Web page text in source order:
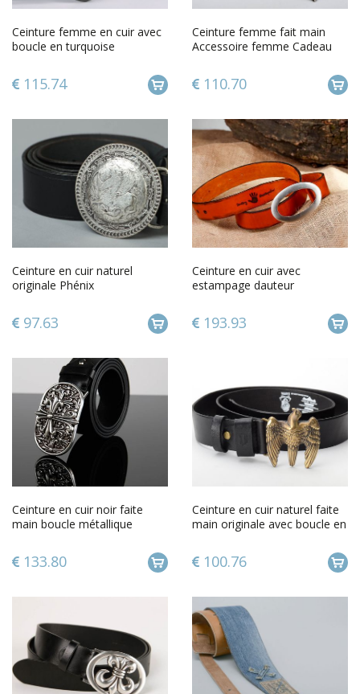
Ceinture femme en cuir avec
boucle en turquoise
115.74
Ceinture femme fait main
Accessoire femme Cadeau
110.70
Ceinture en cuir naturel
originale Phénix
97.63
Ceinture en cuir avec
estampage dauteur
193.93
Ceinture en cuir noir faite
main boucle métallique
133.80
Ceinture en cuir naturel faite
main originale avec boucle en
100.76